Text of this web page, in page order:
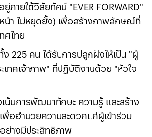
ภายใต้วิสัยทัศน์ "EVER FORWARD"
น้า ไม่หยุดยั้ง) เพื่อสร้างภาพลักษณ์ที่
ศไทย
ง 225 คน ได้รับการปลูกฝังให้เป็น "ผู้
เทศเจ้าภาพ" ที่ปฏิบัติงานด้วย "หัวใจ
เน้นการพัฒนาทักษะ ความรู้ และสร้าง
พื่ออำนวยความสะดวกแก่ผู้เข้าร่วม
ย่างมีประสิทธิภาพ